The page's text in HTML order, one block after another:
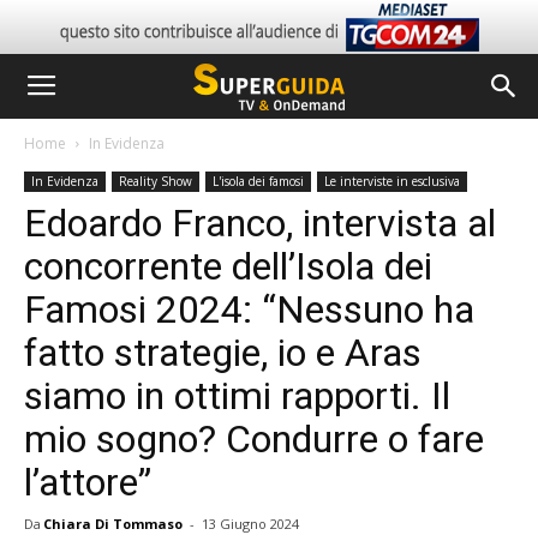
Home In Evidenza
In Evidenza Reality Show L'isola dei famosi Le interviste in esclusiva
Edoardo Franco, intervista al
concorrente dell’Isola dei
Famosi 2024: “Nessuno ha
fatto strategie, io e Aras
siamo in ottimi rapporti. Il
mio sogno? Condurre o fare
l’attore”
Da Chiara Di Tommaso - 13 Giugno 2024